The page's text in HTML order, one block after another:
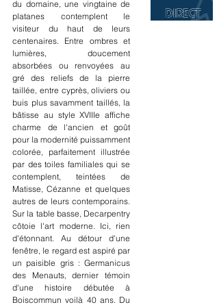
du domaine, une vingtaine de
platanes contemplent le
visiteur du haut de leurs
centenaires. Entre ombres et
lumières, doucement
absorbées ou renvoyées au
gré des reliefs de la pierre
taillée, entre cyprès, oliviers ou
buis plus savamment taillés, la
bâtisse au style XVIIIe affiche
charme de l'ancien et goût
pour la modernité puissamment
colorée, parfaitement illustrée
par des toiles familiales qui se
contemplent, teintées de
Matisse, Cézanne et quelques
autres de leurs contemporains.
Sur la table basse, Decarpentry
côtoie l'art moderne. Ici, rien
d'étonnant. Au détour d'une
fenêtre, le regard est aspiré par
un paisible gris : Germanicus
des Menauts, dernier témoin
d'une histoire débutée à
Boiscommun voilà 40 ans. Du